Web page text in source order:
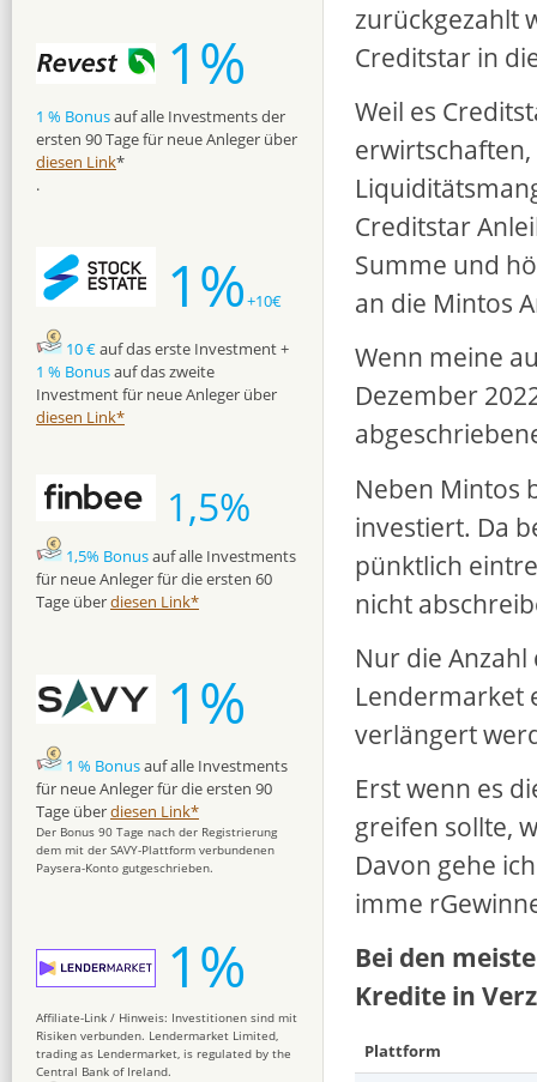
zurückgezahlt
Creditstar in
Weil es
Creditstar
Summe und
an die Mintos
Wenn meine
Dezember
Neben Mintos
investiert. Da
pünktlich
nicht
Nur die
Lendermarket
verlängert
Erst wenn es
greifen sollte,
Davon gehe
imme
Bei den
Kredite in
Plattform
1%
1 % Bonusauf alle Investments der
ersten 90 Tage für neue Anleger über
diesen Link*
.
1%+10€
10 €auf das erste Investment +
1 % Bonusauf das zweite
Investment für neue Anleger über
diesen Link*
1,5%
1,5% Bonusauf alle Investments
für neue Anleger für die ersten 60
Tage überdiesen Link*
1%
1 % Bonusauf alle Investments
für neue Anleger für die ersten 90
Tage überdiesen Link*
Der Bonus 90 Tage nach der Registrierung
dem mit der SAVY-Plattform verbundenen
Paysera-Konto gutgeschrieben.
1%
Affiliate-Link / Hinweis: Investitionen sind mit
Risiken verbunden. Lendermarket Limited,
trading as Lendermarket, is regulated by the
Central Bank of Ireland.